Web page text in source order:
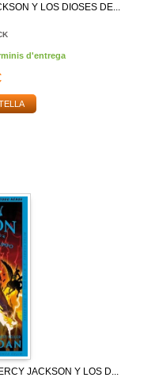
Y LOS DIOSES DE...
d'entrega
JACKSON Y LOS D...